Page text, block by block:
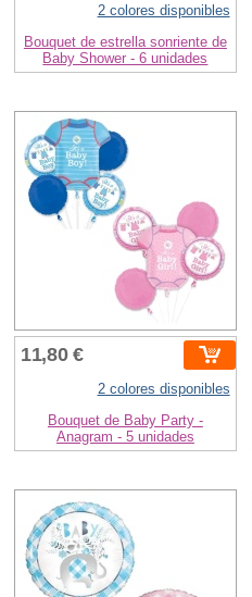
2 colores disponibles
Bouquet de estrella sonriente de
Baby Shower - 6 unidades
11,80 €
2 colores disponibles
Bouquet de Baby Party -
Anagram - 5 unidades